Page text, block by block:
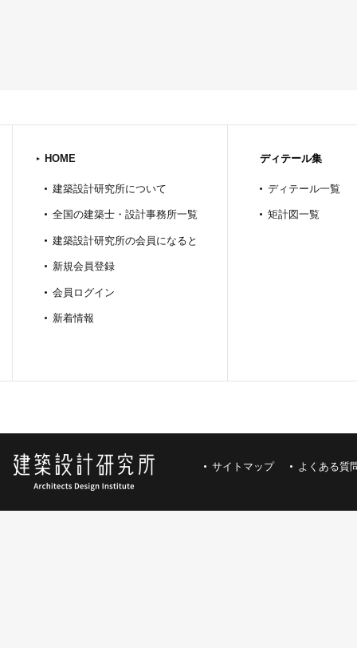
HOME
建築設計研究所について
全国の建築士・設計事務所一覧
建築設計研究所の会員になると
新規会員登録
会員ログイン
新着情報
ディテール集
ディテール一覧
矩計図一覧
サイトマップ よくある質